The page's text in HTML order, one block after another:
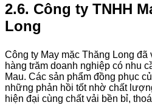
2.6. Công ty TNHH
Long
Công ty May mặc Thăng Long đã
hàng trăm doanh nghiệp có nhu
Mau. Các sản phẩm đồng phục
những phản hồi tốt nhờ chất
hiện đại cùng chất vải bền bỉ,